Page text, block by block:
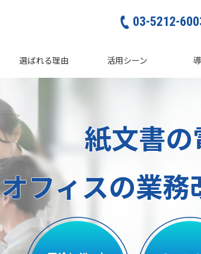
03-5212-
選ばれる理由 活用シーン
紙文書
オフィスの業